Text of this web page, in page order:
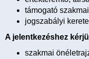
támogató
jogszabályi
A jelentkezéshez
szakmai